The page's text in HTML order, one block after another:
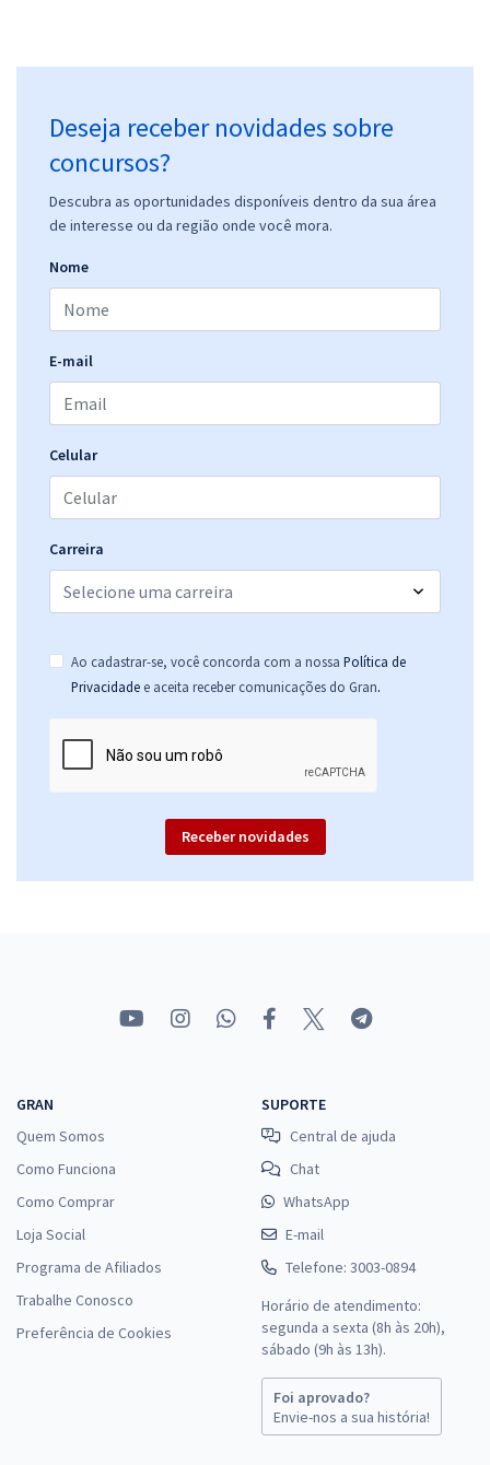
Deseja receber novidades sobre
concursos?
Descubra as oportunidades disponíveis dentro da sua área
de interesse ou da região onde você mora.
Nome
E-mail
Celular
Carreira
Ao cadastrar-se, você concorda com a nossa Política de
Privacidade e aceita receber comunicações do Gran.
Receber novidades
GRAN
Quem Somos
Como Funciona
Como Comprar
Loja Social
Programa de Afiliados
Trabalhe Conosco
Preferência de Cookies
SUPORTE
Central de ajuda
Chat
WhatsApp
E-mail
Telefone: 3003-0894
Horário de atendimento:
segunda a sexta (8h às 20h),
sábado (9h às 13h).
Foi aprovado?
Envie-nos a sua história!